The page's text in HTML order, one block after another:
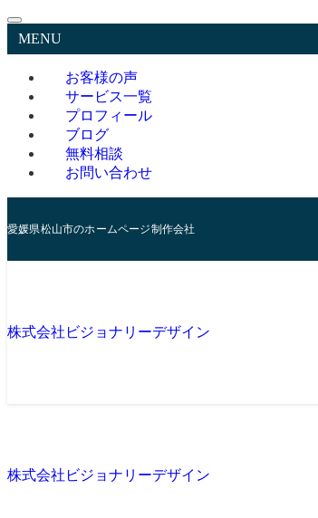
MENU
お客様の声
サービス一覧
プロフィール
ブログ
無料相談
お問い合わせ
愛媛県松山市のホームページ制作会社
株式会社ビジョナリーデザイン
株式会社ビジョナリーデザイン